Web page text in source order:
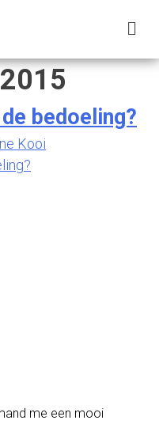
bedoeling?
Kooi
me een mooi